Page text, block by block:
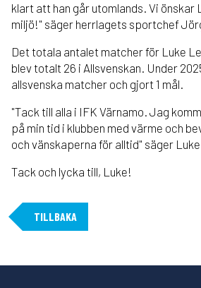
klart att han går utomlands. Vi önskar
miljö!" säger herrlagets sportchef
Det totala antalet matcher för Luke
blev totalt 26 i Allsvenskan. Under
allsvenska matcher och gjort 1 mål.
"Tack till alla i IFK Värnamo. Jag
på min tid i klubben med värme och
och vänskaperna för alltid" säger
Tack och lycka till, Luke!
TILLBAKA